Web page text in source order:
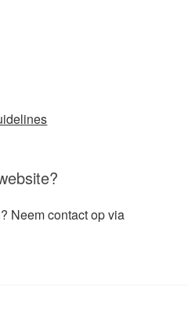
Neem contact op via